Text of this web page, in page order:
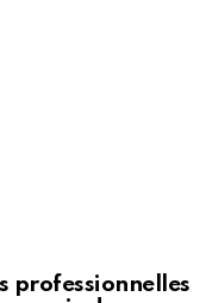
professionnelles